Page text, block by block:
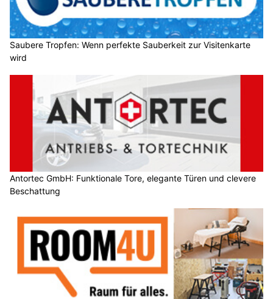
Saubere Tropfen: Wenn perfekte Sauberkeit zur Visitenkarte
wird
Antortec GmbH: Funktionale Tore, elegante Türen und clevere
Beschattung